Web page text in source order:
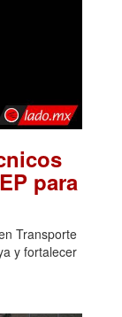
para
Transporte
y fortalecer